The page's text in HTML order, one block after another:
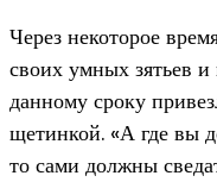
Через некоторое
своих умных зятьев
данному сроку
щетинкой. «А где вы
то сами должны